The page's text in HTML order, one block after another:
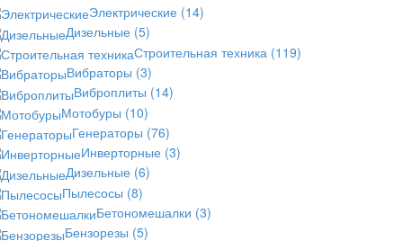
Электрические (14)
Дизельные (5)
Строительная техника (119)
Вибраторы (3)
Виброплиты (14)
Мотобуры (10)
Генераторы (76)
Инверторные (3)
Дизельные (6)
Пылесосы (8)
Бетономешалки (3)
Бензорезы (5)